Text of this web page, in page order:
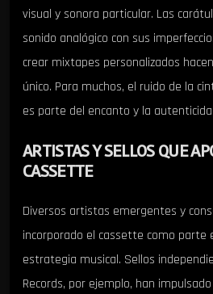
visual y sonora particular. Las
sonido analógico con sus
crear mixtapes personalizados
único. Para muchos, el ruido de la
es parte del encanto y la
ARTISTAS Y SELLOS QUE
CASSETTE
Diversos artistas emergentes y
incorporado el cassette como parte
estrategia musical. Sellos
Records, por ejemplo, han